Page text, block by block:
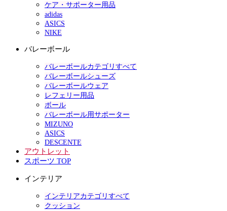
ケア・サポーター用品
adidas
ASICS
NIKE
バレーボール
バレーボールカテゴリすべて
バレーボールシューズ
バレーボールウェア
レフェリー用品
ボール
バレーボール用サポーター
MIZUNO
ASICS
DESCENTE
アウトレット
スポーツ TOP
インテリア
インテリアカテゴリすべて
クッション